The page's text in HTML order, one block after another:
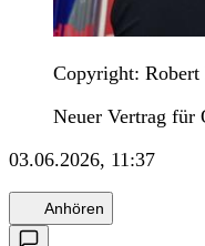
Copyright:
Neuer Vertrag für
03.06.2026, 11:37
Anhören